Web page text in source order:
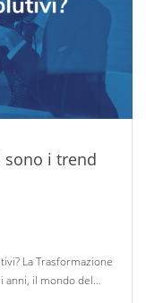
sono i trend
La Trasformazione
anni, il mondo del…